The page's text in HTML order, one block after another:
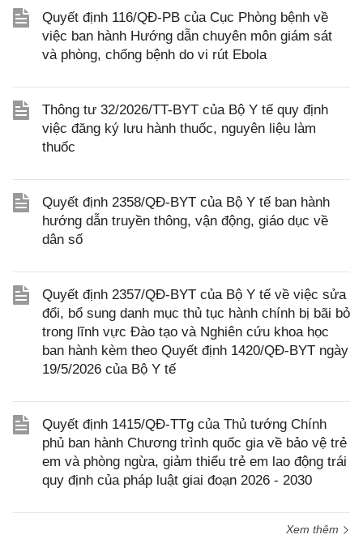
Quyết định 116/QĐ-PB của Cục Phòng bệnh về
việc ban hành Hướng dẫn chuyên môn giám sát
và phòng, chống bệnh do vi rút Ebola
Thông tư 32/2026/TT-BYT của Bộ Y tế quy định
việc đăng ký lưu hành thuốc, nguyên liệu làm
thuốc
Quyết định 2358/QĐ-BYT của Bộ Y tế ban hành
hướng dẫn truyền thông, vận động, giáo dục về
dân số
Quyết định 2357/QĐ-BYT của Bộ Y tế về việc sửa
đổi, bổ sung danh mục thủ tục hành chính bị bãi bỏ
trong lĩnh vực Đào tạo và Nghiên cứu khoa học
ban hành kèm theo Quyết định 1420/QĐ-BYT ngày
19/5/2026 của Bộ Y tế
Quyết định 1415/QĐ-TTg của Thủ tướng Chính
phủ ban hành Chương trình quốc gia về bảo vệ trẻ
em và phòng ngừa, giảm thiểu trẻ em lao động trái
quy định của pháp luật giai đoạn 2026 - 2030
Xem thêm